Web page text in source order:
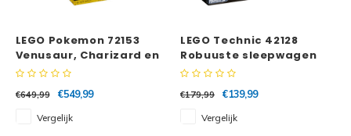
LEGO Pokemon 72153
Venusaur, Charizard en
Blastoise
€649,99
€549,99
Vergelijk
LEGO Technic 42128
Robuuste sleepwagen
€179,99
€139,99
Vergelijk